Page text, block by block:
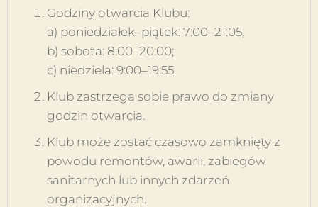
Godziny otwarcia Klubu:
a) poniedziałek–piątek: 7:00–21:05;
b) sobota: 8:00–20:00;
c) niedziela: 9:00–19:55.
Klub zastrzega sobie prawo do zmiany
godzin otwarcia.
Klub może zostać czasowo zamknięty z
powodu remontów, awarii, zabiegów
sanitarnych lub innych zdarzeń
organizacyjnych.